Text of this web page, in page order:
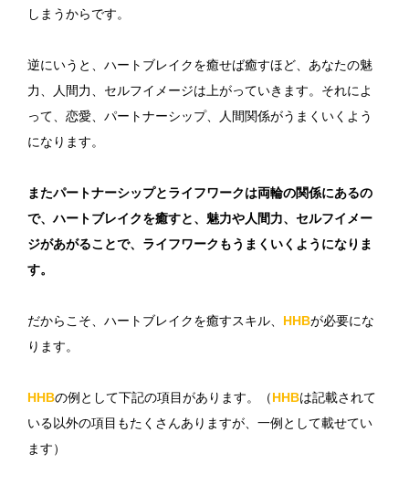
しまうからです。
逆にいうと、ハートブレイクを癒せば癒すほど、あなたの魅
力、人間力、セルフイメージは上がっていきます。それによ
って、恋愛、パートナーシップ、人間関係がうまくいくよう
になります。
またパートナーシップとライフワークは両輪の関係にあるの
で、ハートブレイクを癒すと、魅力や人間力、セルフイメー
ジがあがることで、ライフワークもうまくいくようになりま
す。
だからこそ、ハートブレイクを癒すスキル、 HHBが必要にな
ります。
HHBの例として下記の項目があります。（HHBは記載されて
いる以外の項目もたくさんありますが、一例として載せてい
ます）